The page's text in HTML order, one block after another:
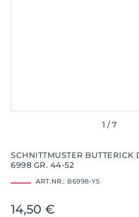
SCHNITTMUSTER BUTTERICK
6998 GR. 44-52
ART.NR.: B6998-Y5
14,50 €